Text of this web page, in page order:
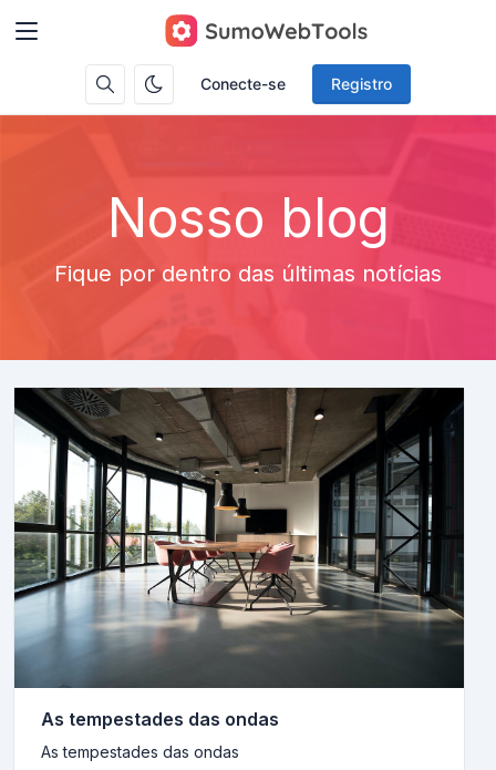
Conecte-se Registro
Nosso blog
Fique por dentro das últimas notícias
As tempestades das ondas
As tempestades das ondas